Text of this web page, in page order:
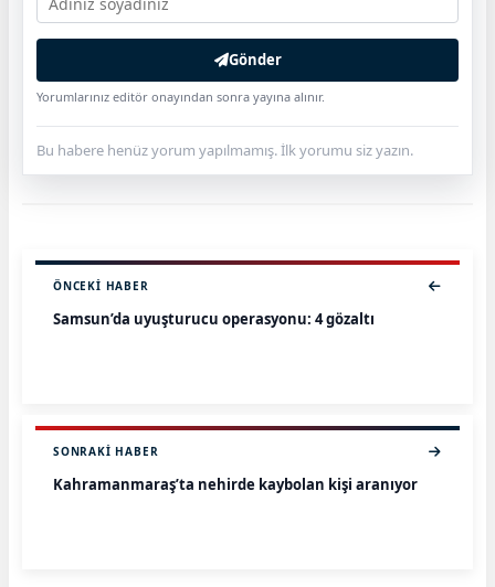
Gönder
Yorumlarınız editör onayından sonra yayına alınır.
Bu habere henüz yorum yapılmamış. İlk yorumu siz yazın.
ÖNCEKI HABER
Samsun’da uyuşturucu operasyonu: 4 gözaltı
SONRAKI HABER
Kahramanmaraş’ta nehirde kaybolan kişi aranıyor